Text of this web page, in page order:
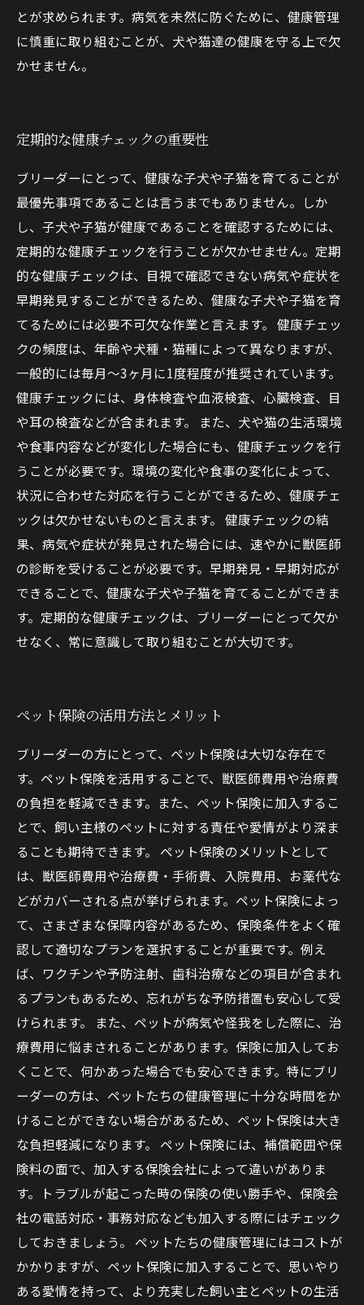
とが求められます。病気を未然に防ぐために、健康管理
に慎重に取り組むことが、犬や猫達の健康を守る上で欠
かせません。
定期的な健康チェックの重要性
ブリーダーにとって、健康な子犬や子猫を育てることが
最優先事項であることは言うまでもありません。しか
し、子犬や子猫が健康であることを確認するためには、
定期的な健康チェックを行うことが欠かせません。定期
的な健康チェックは、目視で確認できない病気や症状を
早期発見することができるため、健康な子犬や子猫を育
てるためには必要不可欠な作業と言えます。 健康チェッ
クの頻度は、年齢や犬種・猫種によって異なりますが、
一般的には毎月〜3ヶ月に1度程度が推奨されています。
健康チェックには、身体検査や血液検査、心臓検査、目
や耳の検査などが含まれます。 また、犬や猫の生活環境
や食事内容などが変化した場合にも、健康チェックを行
うことが必要です。環境の変化や食事の変化によって、
状況に合わせた対応を行うことができるため、健康チェ
ックは欠かせないものと言えます。 健康チェックの結
果、病気や症状が発見された場合には、速やかに獣医師
の診断を受けることが必要です。早期発見・早期対応が
できることで、健康な子犬や子猫を育てることができま
す。定期的な健康チェックは、ブリーダーにとって欠か
せなく、常に意識して取り組むことが大切です。
ペット保険の活用方法とメリット
ブリーダーの方にとって、ペット保険は大切な存在で
す。ペット保険を活用することで、獣医師費用や治療費
の負担を軽減できます。また、ペット保険に加入するこ
とで、飼い主様のペットに対する責任や愛情がより深ま
ることも期待できます。 ペット保険のメリットとして
は、獣医師費用や治療費・手術費、入院費用、お薬代な
どがカバーされる点が挙げられます。ペット保険によっ
て、さまざまな保障内容があるため、保険条件をよく確
認して適切なプランを選択することが重要です。例え
ば、ワクチンや予防注射、歯科治療などの項目が含まれ
るプランもあるため、忘れがちな予防措置も安心して受
けられます。 また、ペットが病気や怪我をした際に、治
療費用に悩まされることがあります。保険に加入してお
くことで、何かあった場合でも安心できます。特にブリ
ーダーの方は、ペットたちの健康管理に十分な時間をか
けることができない場合があるため、ペット保険は大き
な負担軽減になります。 ペット保険には、補償範囲や保
険料の面で、加入する保険会社によって違いがありま
す。トラブルが起こった時の保険の使い勝手や、保険会
社の電話対応・事務対応なども加入する際にはチェック
しておきましょう。 ペットたちの健康管理にはコストが
かかりますが、ペット保険に加入することで、思いやり
ある愛情を持って、より充実した飼い主とペットの生活